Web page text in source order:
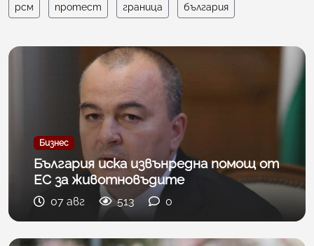
рсм протест граница българия
Бизнес
България иска извънредна помощ от
ЕС за животновъдите
07 авг 513 0